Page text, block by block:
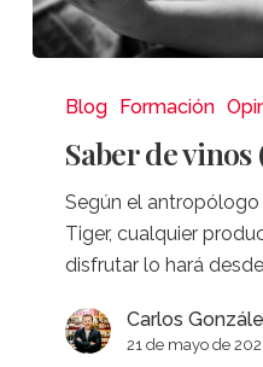
placer
Blog Formación
Saber de
Según el
Tiger, cualquier
disfrutar lo hará
Carlos
21 de mayo de